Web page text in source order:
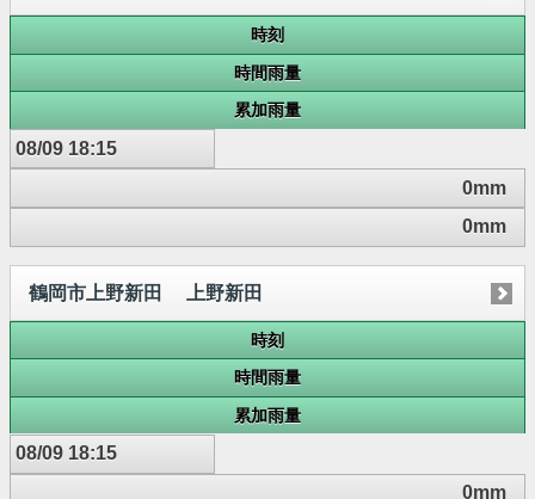
時刻
時間雨量
累加雨量
08/09 18:15
0mm
0mm
鶴岡市上野新田 上野新田
時刻
時間雨量
累加雨量
08/09 18:15
0mm